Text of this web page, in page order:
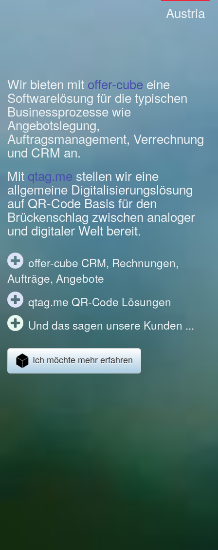
Austria
Wir bieten mit offer-cube eine
Softwarelösung für die typischen
Businessprozesse wie
Angebotslegung,
Auftragsmanagement, Verrechnung
und CRM an.
Mit qtag.me stellen wir eine
allgemeine Digitalisierungslösung
auf QR-Code Basis für den
Brückenschlag zwischen analoger
und digitaler Welt bereit.
offer-cube CRM, Rechnungen,
Aufträge, Angebote
qtag.me QR-Code Lösungen
Und das sagen unsere Kunden ...
Ich möchte mehr erfahren